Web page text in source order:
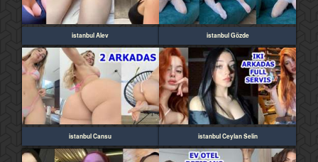
istanbul Alev istanbul Gözde
istanbul Cansu istanbul Ceylan Selin